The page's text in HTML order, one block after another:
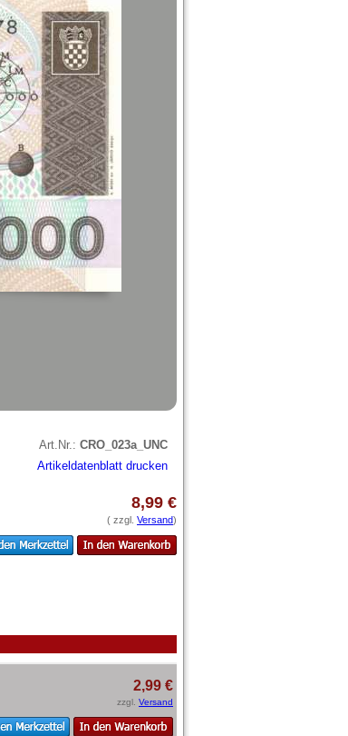
Art.Nr.: CRO_023a_UNC
Artikeldatenblatt drucken
8,99 €
( zzgl. Versand)
2,99 €
zzgl. Versand